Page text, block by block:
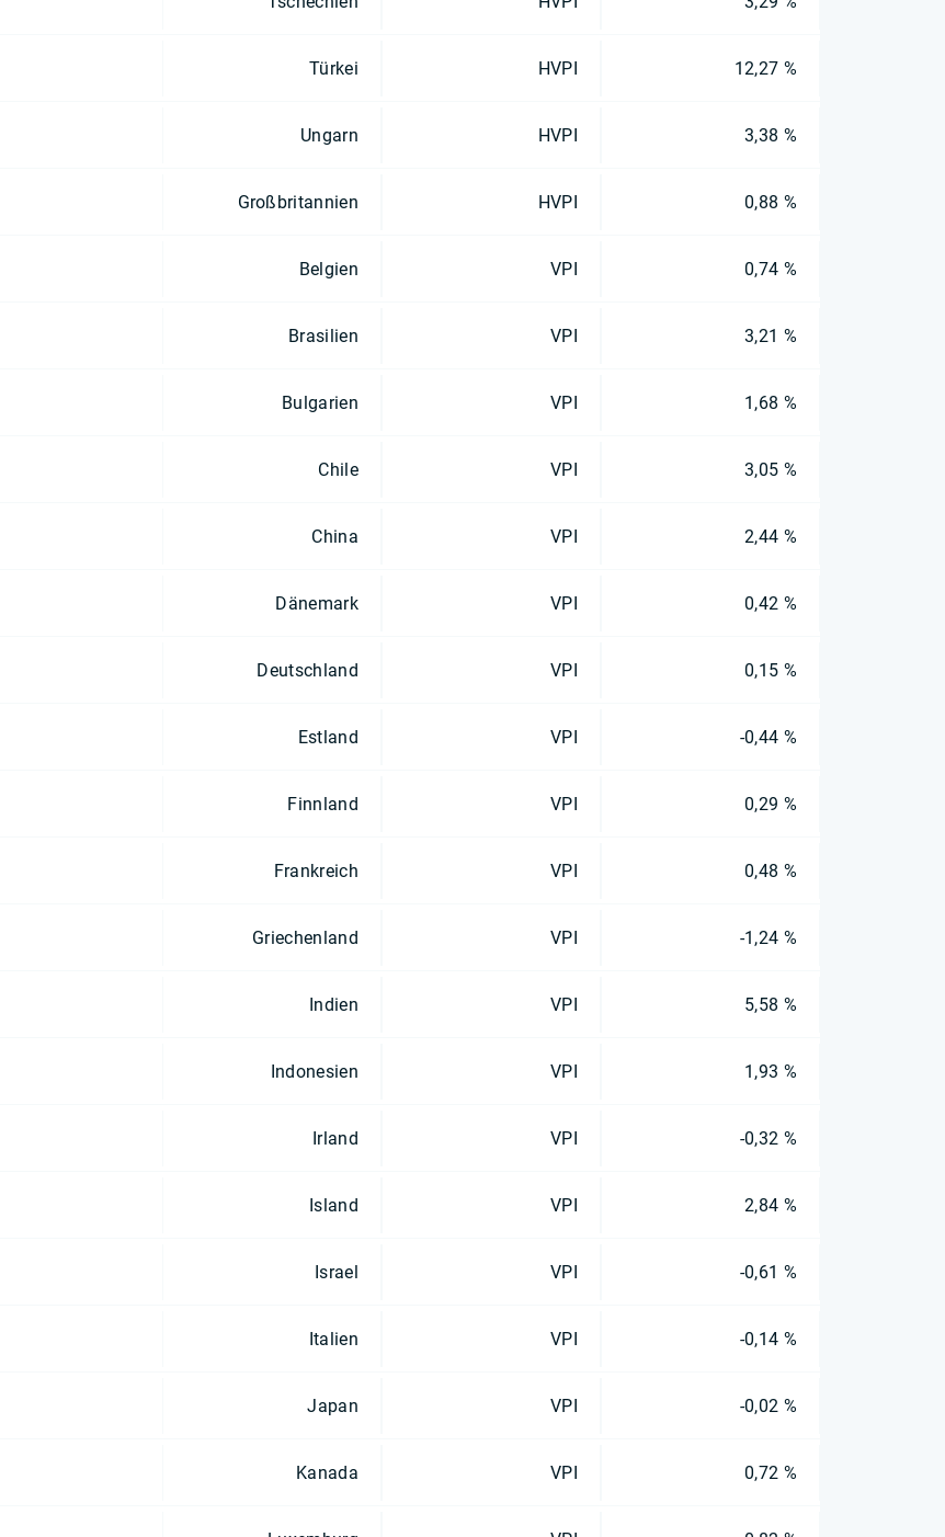
Türkei HVPI 12,27 %
Ungarn HVPI 3,38 %
Großbritannien HVPI 0,88 %
Belgien VPI 0,74 %
Brasilien VPI 3,21 %
Bulgarien VPI 1,68 %
Chile VPI 3,05 %
China VPI 2,44 %
Dänemark VPI 0,42 %
Deutschland VPI 0,15 %
Estland VPI -0,44 %
Finnland VPI 0,29 %
Frankreich VPI 0,48 %
Griechenland VPI -1,24 %
Indien VPI 5,58 %
Indonesien VPI 1,93 %
Irland VPI -0,32 %
Island VPI 2,84 %
Israel VPI -0,61 %
Italien VPI -0,14 %
Japan VPI -0,02 %
Kanada VPI 0,72 %